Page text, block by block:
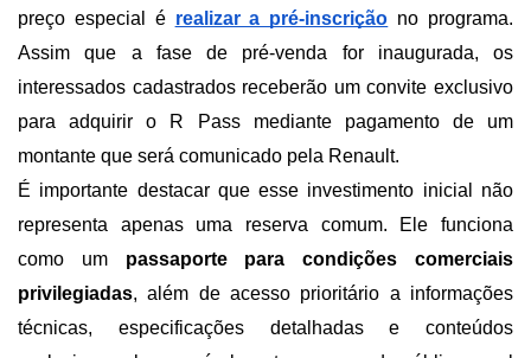
preço especial é realizar a pré-inscrição no programa.
Assim que a fase de pré-venda for inaugurada, os
interessados cadastrados receberão um convite exclusivo
para adquirir o R Pass mediante pagamento de um
montante que será comunicado pela Renault.
É importante destacar que esse investimento inicial não
representa apenas uma reserva comum. Ele funciona
como um passaporte para condições comerciais
privilegiadas, além de acesso prioritário a informações
técnicas, especificações detalhadas e conteúdos